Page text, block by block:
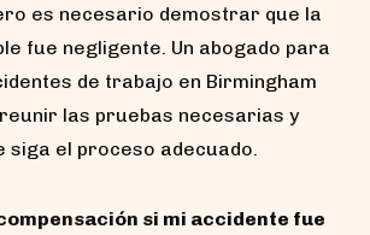
es necesario demostrar que la
fue negligente. Un abogado para
de trabajo en Birmingham
las pruebas necesarias y
siga el proceso adecuado.
si mi accidente fue